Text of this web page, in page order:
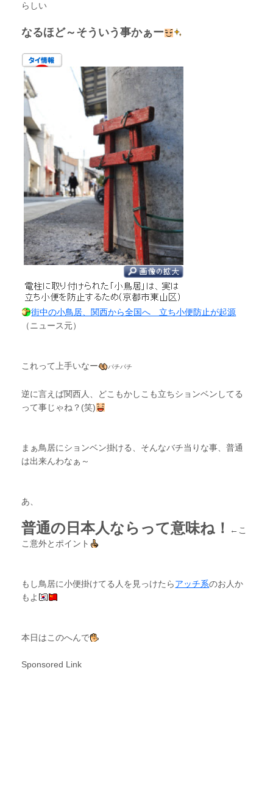
らしい
なるほど～そういう事かぁー
街中の小鳥居、関西から全国へ 立ち小便防止が起源
（ニュース元）
これって上手いなー パチパチ
逆に言えば関西人、どこもかしこも立ちションベンしてる
って事じゃね？(笑)
まぁ鳥居にションベン掛ける、そんなバチ当りな事、普通
は出来んわなぁ～
あ、
普通の日本人ならって意味ね！
←こ
こ意外とポイント
もし鳥居に小便掛けてる人を見っけたらアッチ系のお人か
もよ
本日はこのへんで
Sponsored Link